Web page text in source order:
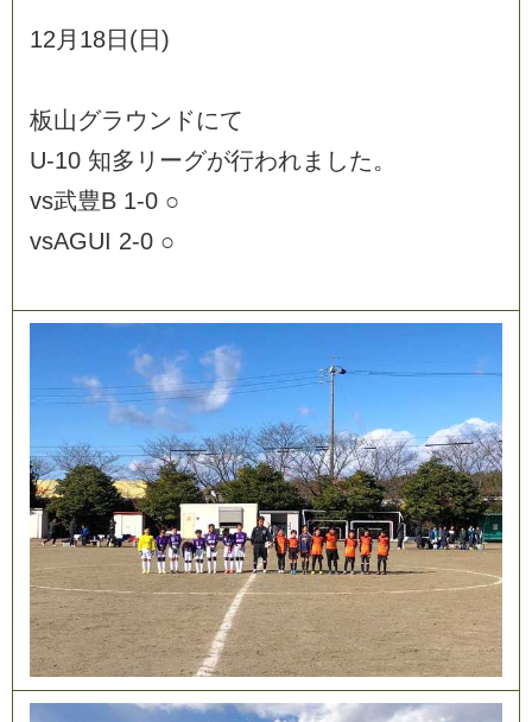
12 月 18日 (日 )
板山グラ ウ ン ドにて
U-10 知多 リ ーグが行われま した。
vs武豊B 1-0 ○
vsAGUI 2-0 ○